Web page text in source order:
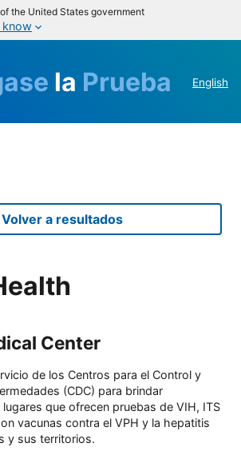
the United States government
know
la Prueba English
Volver a resultados
Center
de los Centros para el Control y
(CDC) para brindar
que ofrecen pruebas de VIH, ITS
vacunas contra el VPH y la hepatitis
y sus territorios.